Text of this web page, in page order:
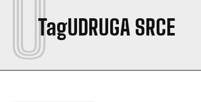
TagUDRUGA SRCE
U